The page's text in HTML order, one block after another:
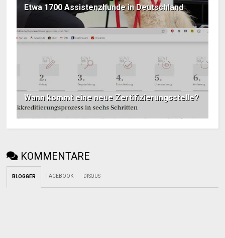
Etwa 1700 Assistenzhunde in Deutschland
Wann kommt eine neue Zertifizierungsstelle?
KOMMENTARE
BLOGGER FACEBOOK DISQUS